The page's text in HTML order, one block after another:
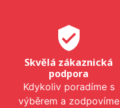
verified_user
Skvělá zákaznická
podpora
Kdykoliv poradíme s
výběrem a zodpovíme